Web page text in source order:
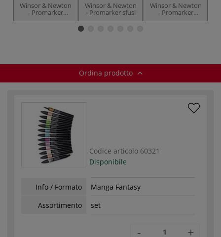
Winsor & Newton
- Promarker
Architectural, Set
Winsor & Newton
- Promarker sfusi
Winsor & Newton
- Promarker
Student Designer,
Ordina prodotto
Codice articolo 60321
Disponibile
Info / Formato
Manga Fantasy
Assortimento
set
- +